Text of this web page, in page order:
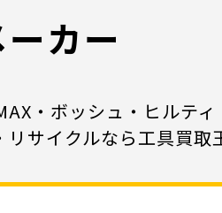
カー
・ボッシュ・ヒルテ
サイクルなら工具買取